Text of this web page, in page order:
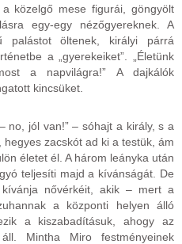
közelgő mese figurái, göngyölt
egy-egy nézőgyereknek. A
palástot öltenek, királyi párrá
a „gyerekeiket”. „Életünk
a napvilágra!” A dajkálók
kincsüket.
no, jól van!” – sóhajt a király, s a
zacskót ad ki a testük, ám
életet él. A három leányka után
teljesíti majd a kívánságát. De
nővérkéit, akik – mert a
a központi helyen álló
a kiszabadításuk, ahogy az
Mintha Miro festményeinek